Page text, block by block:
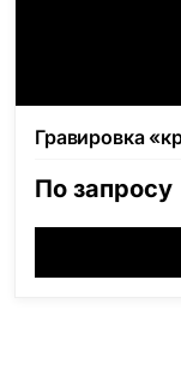
Гравировка
По запросу